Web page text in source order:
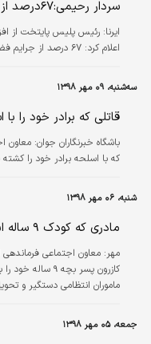
سردار رحیمی:۶۷درصد از جرایم فضای مجازی اقتصادی است
ایرنا: رئیس پلیس پایتخت از
اعلام کرد: ۶۷ درصد از جرایم فضای مجازی مربوط به حوزه اقتصادی است.
سه‌شنبه، ۰۹ مهر ۱۳۹۸
قاتلی که برادر خود را
باشگاه خبرنگاران جوان: معاون
که با اسلحه برادر خود را
شنبه، ۰۶ مهر ۱۳۹۸
مادری که کودک ۹ ساله اش را به چاه انداخت
مهر: معاون اجتماعی
کازرون پسر
ماموران انتظامی دستگیر و
جمعه، ۰۵ مهر ۱۳۹۸